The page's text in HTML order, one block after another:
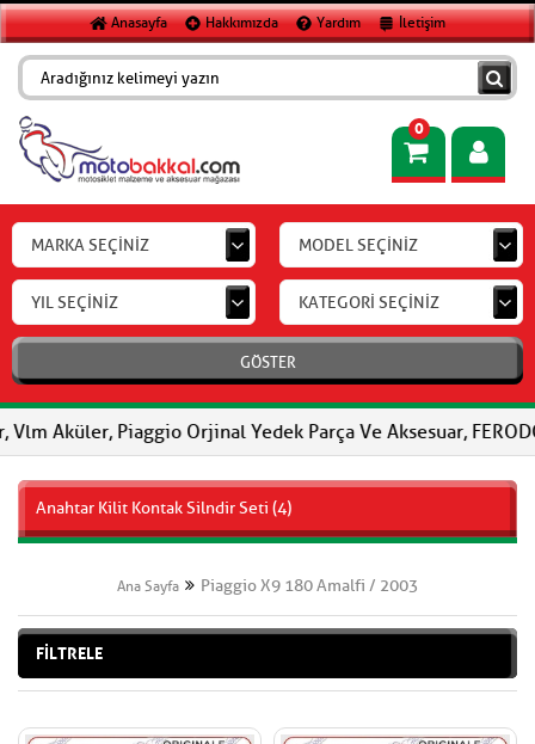
Anasayfa Hakkımızda Yardım İletişim
0
MARKA SEÇİNİZ MODEL SEÇİNİZ
YIL SEÇİNİZ KATEGORİ SEÇİNİZ
GÖSTER
Piaggio Orjinal Yedek Parça Ve Aksesuar, FERODO
Anahtar Kilit Kontak Silndir Seti (4)
Ana Sayfa Piaggio X9 180 Amalfi / 2003
FİLTRELE